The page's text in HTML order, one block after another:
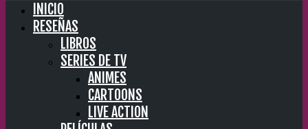
INICIO
RESEÑAS
LIBROS
SERIES DE TV
ANIMES
CARTOONS
LIVE ACTION